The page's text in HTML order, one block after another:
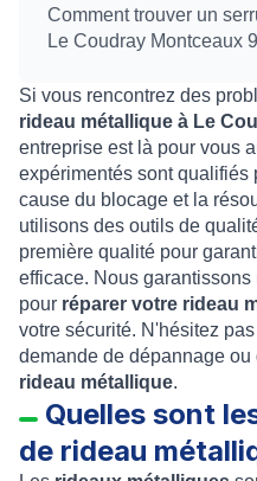
Comment trouver un
Le Coudray Montceaux
Si vous rencontrez des
rideau métallique à Le
entreprise est là pour vous
expérimentés sont qualifiés
cause du blocage et la
utilisons des outils de
première qualité pour
efficace. Nous
pour réparer votre rideau
votre sécurité. N'hésitez
demande de dépannage ou
rideau métallique.
Quelles sont
de rideau